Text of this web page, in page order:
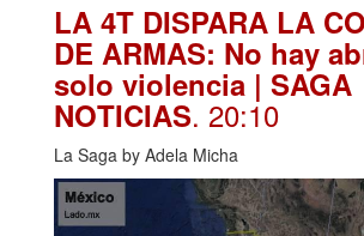
LA 4T DISPARA LA
DE ARMAS: No hay
solo violencia | SAGA
NOTICIAS. 20:10
La Saga by Adela Micha